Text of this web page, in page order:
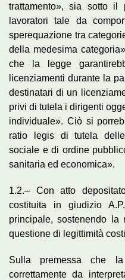
trattamento», sia sotto il
lavoratori tale da
sperequazione tra
della medesima
che la legge
licenziamenti durante la
destinatari di un
privi di tutela i dirigenti
individuale». Ciò si
ratio legis di tutela
sociale e di ordine
sanitaria ed economica».
1.2.– Con atto
costituita in giudizio
principale, sostenendo la
questione di legittimità
Sulla premessa che
correttamente da